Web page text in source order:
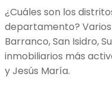
¿Cuáles son los
departamento?
Barranco, San Isidro,
inmobiliarios más
y Jesús María.